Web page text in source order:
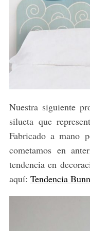
Nuestra siguiente
silueta que
Fabricado a mano
cometamos en
tendencia en
aquí: Tendencia